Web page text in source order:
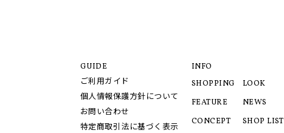
GUIDE
ご利用ガイド
個人情報保護方針について
お問い合わせ
特定商取引法に基づく表示
INFO
SHOPPING
FEATURE
CONCEPT
LOOK
NEWS
SHOP LIST